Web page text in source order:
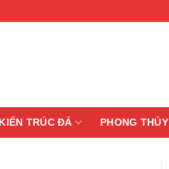
KIẾN TRÚC ĐÁ PHONG THỦY